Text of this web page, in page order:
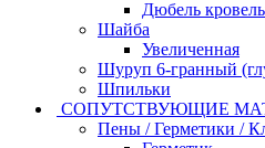
Дюбель
Шайба
Увеличенная
Шуруп 6-гранный
Шпильки
СОПУТСТВУЮЩИЕ
Пены / Герметики /